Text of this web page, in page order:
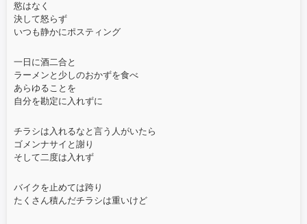
慾はなく
決して怒らず
いつも静かにポスティング
一日に酒二合と
ラーメンと少しのおかずを食べ
あらゆることを
自分を勘定に入れずに
チラシは入れるなと言う人がいたら
ゴメンナサイと謝り
そして二度は入れず
バイクを止めては跨り
たくさん積んだチラシは重いけど